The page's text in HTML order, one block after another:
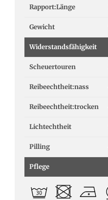
Rapport:Länge
Gewicht
Widerstandsfähigkeit
Scheuertouren
Reibeechtheit:nass
Reibeechtheit:trocken
Lichtechtheit
Pilling
Pflege